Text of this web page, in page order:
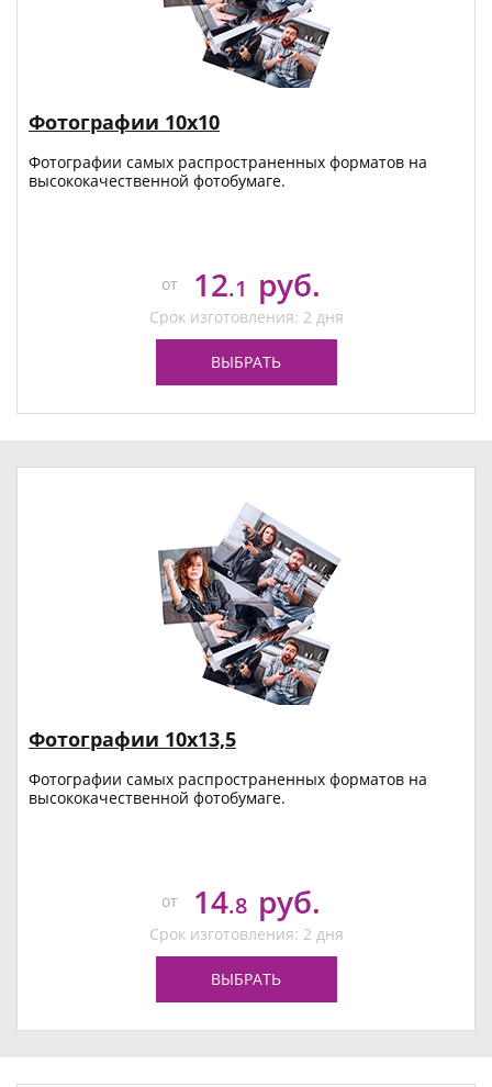
Фотографии 10х10
Фотографии самых распространенных форматов на
высококачественной фотобумаге.
от 12.1 руб.
Срок изготовления: 2 дня
ВЫБРАТЬ
Фотографии 10х13,5
Фотографии самых распространенных форматов на
высококачественной фотобумаге.
от 14.8 руб.
Срок изготовления: 2 дня
ВЫБРАТЬ